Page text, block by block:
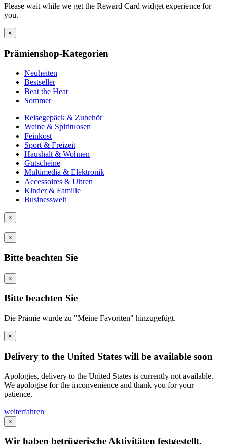
Please wait while we get the Reward Card widget experience for
you.
×
Prämienshop-Kategorien
Neuheiten
Bestseller
Beat the Heat
Sommer
Reisegepäck & Zubehör
Weine & Spirituosen
Feinkost
Sport & Freizeit
Haushalt & Wohnen
Gutscheine
Multimedia & Elektronik
Accessoires & Uhren
Kinder & Familie
Businesswelt
×
×
Bitte beachten Sie
×
Bitte beachten Sie
Die Prämie wurde zu "Meine Favoriten" hinzugefügt.
×
Delivery to the United States will be available soon
Apologies, delivery to the United States is currently not available.
We apologise for the inconvenience and thank you for your
patience.
weiterfahren
×
Wir haben betrügerische Aktivitäten festgestellt.